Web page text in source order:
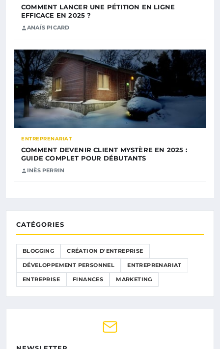
COMMENT LANCER UNE PÉTITION EN LIGNE
EFFICACE EN 2025 ?
ANAÏS PICARD
ENTREPRENARIAT
COMMENT DEVENIR CLIENT MYSTÈRE EN 2025 :
GUIDE COMPLET POUR DÉBUTANTS
INÈS PERRIN
CATÉGORIES
BLOGGING CRÉATION D'ENTREPRISE
DÉVELOPPEMENT PERSONNEL ENTREPRENARIAT
ENTREPRISE FINANCES MARKETING